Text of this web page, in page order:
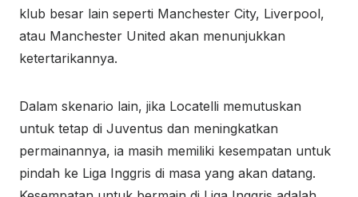
klub besar lain seperti Manchester City, Liverpool,
atau Manchester United akan menunjukkan
ketertarikannya.
Dalam skenario lain, jika Locatelli memutuskan
untuk tetap di Juventus dan meningkatkan
permainannya, ia masih memiliki kesempatan untuk
pindah ke Liga Inggris di masa yang akan datang.